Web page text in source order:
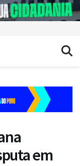
em